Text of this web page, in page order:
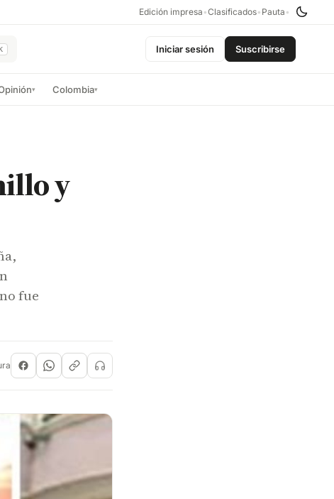
Edición impresa •Clasificados• Pauta •
Iniciar sesión Suscribirse
▾ Colombia▾
y
fue